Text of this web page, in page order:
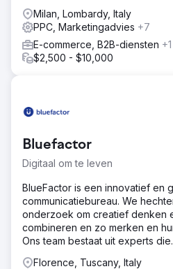
Milan, Lombardy, Italy
PPC, Marketingadvies +7
E-commerce, B2B-diensten +1
$2,500 - $10,000
Bluefactor
Digitaal om te leven
BlueFactor is een innovatief en
communicatiebureau. We
onderzoek om creatief denken
combineren en zo merken en
Ons team bestaat uit experts
Florence, Tuscany, Italy